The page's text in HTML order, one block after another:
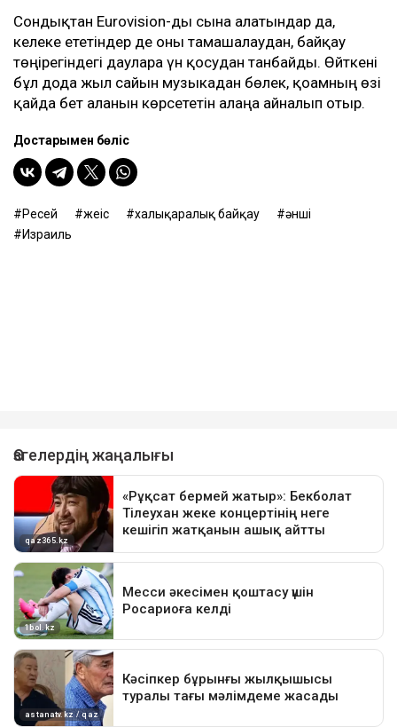
Сондықтан Eurovision-ды сынға алатындар да,
келеке ететіндер де оны тамашалаудан, байқау
төңірегіндегі дауларға үн қосудан танбайды. Өйткені
бұл дода жыл сайын музыкадан бөлек, қоғамның өзі
қайда бет алғанын көрсететін алаңға айналып отыр.
Достарыңмен бөліс
Ресей жеңіс халықаралық байқау
әнші
Израиль